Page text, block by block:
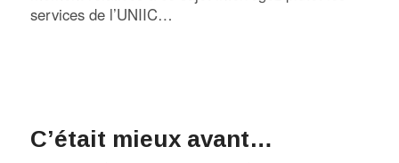
services de l’UNIIC…
C’était mieux avant…